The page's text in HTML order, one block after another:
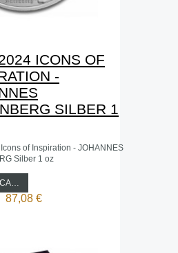
ICONS OF
-
SILBER 1
of Inspiration - JOHANNES
Silber 1 oz
ADD TO CART
87,08 €